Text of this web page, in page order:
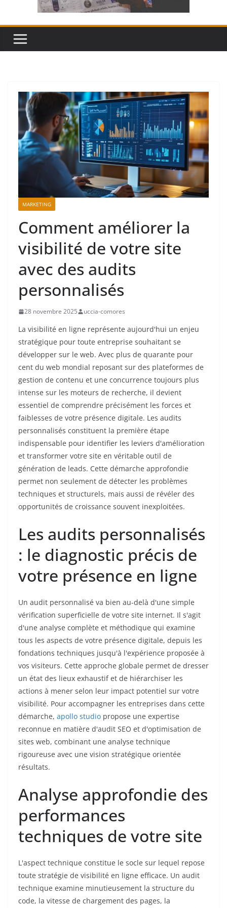
MARKETING
Comment améliorer la
visibilité de votre site
avec des audits
personnalisés
28 novembre 2025 uccia-comores
La visibilité en ligne représente aujourd'hui un enjeu
stratégique pour toute entreprise souhaitant se
développer sur le web. Avec plus de quarante pour
cent du web mondial reposant sur des plateformes de
gestion de contenu et une concurrence toujours plus
intense sur les moteurs de recherche, il devient
essentiel de comprendre précisément les forces et
faiblesses de votre présence digitale. Les audits
personnalisés constituent la première étape
indispensable pour identifier les leviers d'amélioration
et transformer votre site en véritable outil de
génération de leads. Cette démarche approfondie
permet non seulement de détecter les problèmes
techniques et structurels, mais aussi de révéler des
opportunités de croissance souvent inexploitées.
Les audits personnalisés
: le diagnostic précis de
votre présence en ligne
Un audit personnalisé va bien au-delà d'une simple
vérification superficielle de votre site internet. Il s'agit
d'une analyse complète et méthodique qui examine
tous les aspects de votre présence digitale, depuis les
fondations techniques jusqu'à l'expérience proposée à
vos visiteurs. Cette approche globale permet de dresser
un état des lieux exhaustif et de hiérarchiser les
actions à mener selon leur impact potentiel sur votre
visibilité. Pour accompagner les entreprises dans cette
démarche, apollo studio propose une expertise
reconnue en matière d'audit SEO et d'optimisation de
sites web, combinant une analyse technique
rigoureuse avec une vision stratégique orientée
résultats.
Analyse approfondie des
performances
techniques de votre site
L'aspect technique constitue le socle sur lequel repose
toute stratégie de visibilité en ligne efficace. Un audit
technique examine minutieusement la structure du
code, la vitesse de chargement des pages, la